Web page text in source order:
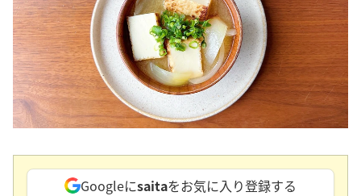
Googleにsaitaをお気に入り登録する